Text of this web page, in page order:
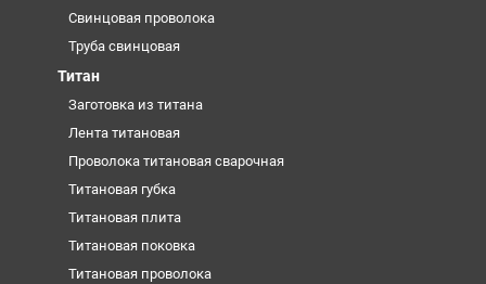
Свинцовая проволока
Труба свинцовая
Титан
Заготовка из титана
Лента титановая
Проволока титановая сварочная
Титановая губка
Титановая плита
Титановая поковка
Титановая проволока